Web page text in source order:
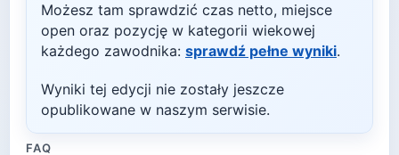
Możesz tam sprawdzić czas netto, miejsce
open oraz pozycję w kategorii wiekowej
każdego zawodnika: sprawdź pełne wyniki.
Wyniki tej edycji nie zostały jeszcze
opublikowane w naszym serwisie.
FAQ